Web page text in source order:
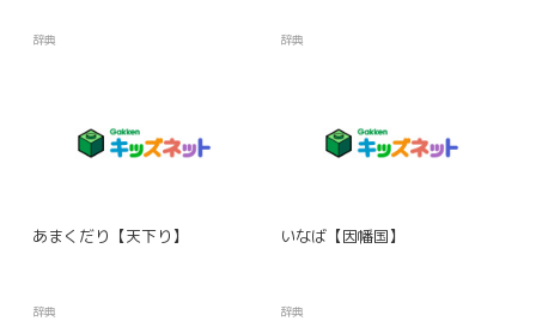
辞典 辞典
あまくだり【天下り】
辞典
いなば【因幡国】
辞典